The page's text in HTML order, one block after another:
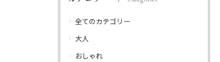
全てのカテゴリー
大人
おしゃれ